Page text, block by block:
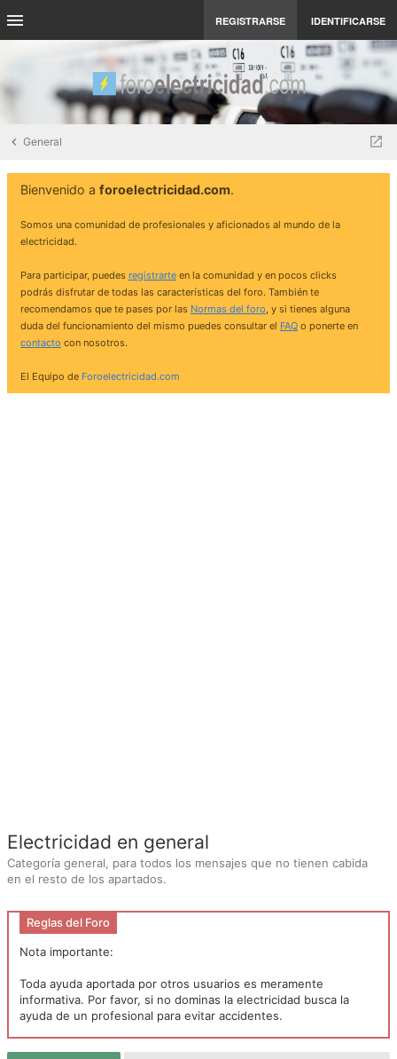
REGISTRARSE IDENTIFICARSE
General
Bienvenido a foroelectricidad.com.
Somos una comunidad de profesionales y aficionados al mundo de la
electricidad.
Para participar, puedes registrarte en la comunidad y en pocos clicks
podrás disfrutar de todas las características del foro. También te
recomendamos que te pases por las Normas del foro, y si tienes alguna
duda del funcionamiento del mismo puedes consultar el FAQ o ponerte en
contacto con nosotros.
El Equipo de Foroelectricidad.com
Electricidad en general
Categoría general, para todos los mensajes que no tienen cabida
en el resto de los apartados.
Reglas del Foro
Nota importante:
Toda ayuda aportada por otros usuarios es meramente
informativa. Por favor, si no dominas la electricidad busca la
ayuda de un profesional para evitar accidentes.